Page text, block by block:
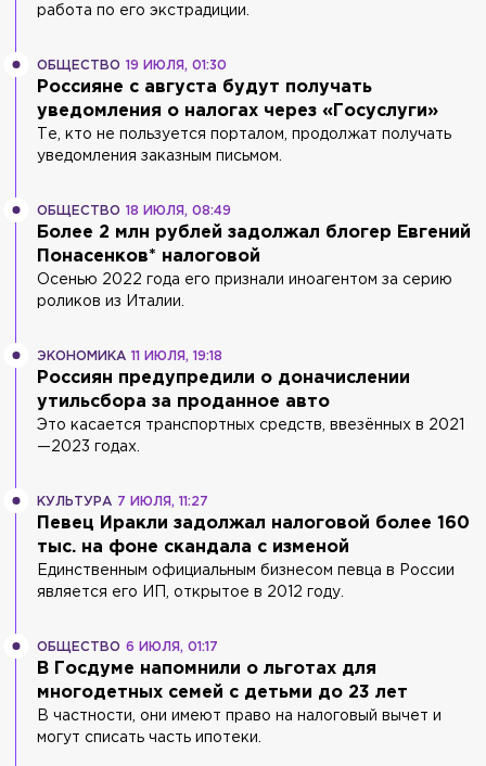
работа по его экстрадиции.
ОБЩЕСТВО 19 ИЮЛЯ, 01:30
Россияне с августа будут получать
уведомления о налогах через «Госуслуги»
Те, кто не пользуется порталом, продолжат получать
уведомления заказным письмом.
ОБЩЕСТВО 18 ИЮЛЯ, 08:49
Более 2 млн рублей задолжал блогер Евгений
Понасенков* налоговой
Осенью 2022 года его признали иноагентом за серию
роликов из Италии.
ЭКОНОМИКА 11 ИЮЛЯ, 19:18
Россиян предупредили о доначислении
утильсбора за проданное авто
Это касается транспортных средств, ввезённых в 2021
—2023 годах.
КУЛЬТУРА 7 ИЮЛЯ, 11:27
Певец Иракли задолжал налоговой более 160
тыс. на фоне скандала с изменой
Единственным официальным бизнесом певца в России
является его ИП, открытое в 2012 году.
ОБЩЕСТВО 6 ИЮЛЯ, 01:17
В Госдуме напомнили о льготах для
многодетных семей с детьми до 23 лет
В частности, они имеют право на налоговый вычет и
могут списать часть ипотеки.